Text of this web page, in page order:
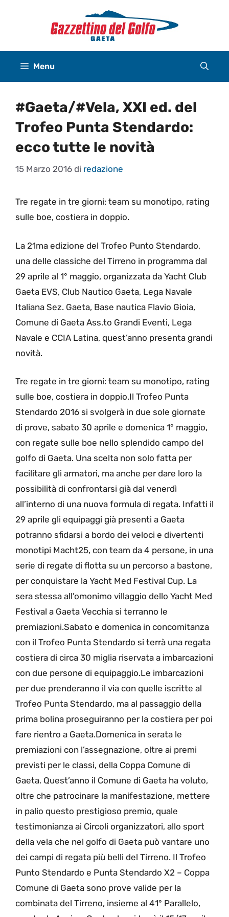
Menu
#Gaeta/#Vela, XXI ed. del
Trofeo Punta Stendardo:
ecco tutte le novità
15 Marzo 2016 di redazione
Tre regate in tre giorni: team su monotipo, rating
sulle boe, costiera in doppio.
La 21ma edizione del Trofeo Punto Stendardo,
una delle classiche del Tirreno in programma dal
29 aprile al 1° maggio, organizzata da Yacht Club
Gaeta EVS, Club Nautico Gaeta, Lega Navale
Italiana Sez. Gaeta, Base nautica Flavio Gioia,
Comune di Gaeta Ass.to Grandi Eventi, Lega
Navale e CCIA Latina, quest’anno presenta grandi
novità.
Tre regate in tre giorni: team su monotipo, rating
sulle boe, costiera in doppio.Il Trofeo Punta
Stendardo 2016 si svolgerà in due sole giornate
di prove, sabato 30 aprile e domenica 1° maggio,
con regate sulle boe nello splendido campo del
golfo di Gaeta. Una scelta non solo fatta per
facilitare gli armatori, ma anche per dare loro la
possibilità di confrontarsi già dal venerdì
all’interno di una nuova formula di regata. Infatti il
29 aprile gli equipaggi già presenti a Gaeta
potranno sfidarsi a bordo dei veloci e divertenti
monotipi Macht25, con team da 4 persone, in una
serie di regate di flotta su un percorso a bastone,
per conquistare la Yacht Med Festival Cup. La
sera stessa all’omonimo villaggio dello Yacht Med
Festival a Gaeta Vecchia si terranno le
premiazioni.Sabato e domenica in concomitanza
con il Trofeo Punta Stendardo si terrà una regata
costiera di circa 30 miglia riservata a imbarcazioni
con due persone di equipaggio.Le imbarcazioni
per due prenderanno il via con quelle iscritte al
Trofeo Punta Stendardo, ma al passaggio della
prima bolina proseguiranno per la costiera per poi
fare rientro a Gaeta.Domenica in serata le
premiazioni con l’assegnazione, oltre ai premi
previsti per le classi, della Coppa Comune di
Gaeta. Quest’anno il Comune di Gaeta ha voluto,
oltre che patrocinare la manifestazione, mettere
in palio questo prestigioso premio, quale
testimonianza ai Circoli organizzatori, allo sport
della vela che nel golfo di Gaeta può vantare uno
dei campi di regata più belli del Tirreno. Il Trofeo
Punto Stendardo e Punta Stendardo X2 – Coppa
Comune di Gaeta sono prove valide per la
combinata del Tirreno, insieme al 41° Parallelo,